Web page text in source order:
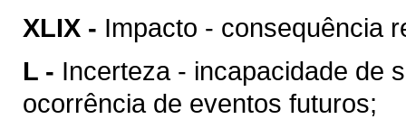
XLIX - Impacto - consequência
L - Incerteza - incapacidade de
ocorrência de eventos futuros;